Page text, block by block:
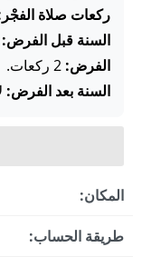
ركعات صلاة
السنة قبل الفرض:
الفرض:
السنة بعد الفرض:
المكان:
طريقة الحساب: